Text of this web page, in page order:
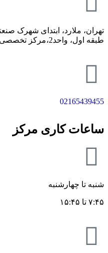
تهران، ملارد، ابتدای شهرک
طبقه اول، واحد2،مرکز تخصصی طب کار رهپویان سلامت
02165439455
ساعات کاری مرکز
شنبه تا چهارشنبه
۷:۴۵ تا ۱۵:۴۵